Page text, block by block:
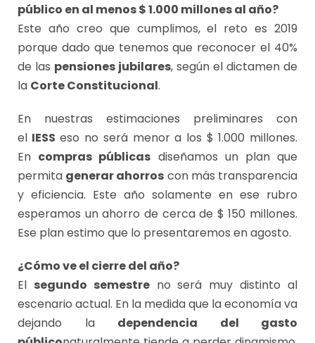
público en al menos $ 1.000 millones al año?
Este año creo que cumplimos, el reto es 2019
porque dado que tenemos que reconocer el 40%
de las pensiones jubilares, según el dictamen de
la Corte Constitucional.
En nuestras estimaciones preliminares con
el IESS eso no será menor a los $ 1.000 millones.
En compras públicas diseñamos un plan que
permita generar ahorros con más transparencia
y eficiencia. Este año solamente en ese rubro
esperamos un ahorro de cerca de $ 150 millones.
Ese plan estimo que lo presentaremos en agosto.
¿Cómo ve el cierre del año?
El segundo semestreno será muy distinto al
escenario actual. En la medida que la economía va
dejando la dependencia del gasto